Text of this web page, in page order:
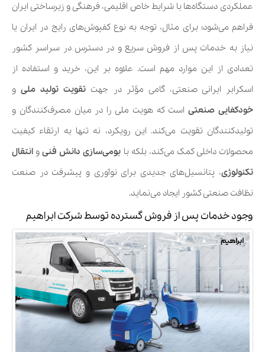
عملکردی دستگاه‌ها با شرایط خاص اقلیمی، فرهنگی و زیرساختی ایران
فراهم می‌شود؛ برای مثال، توجه به نوع کفپوش‌های رایج در ایران یا
نیاز به خدمات پس از فروش سریع و در دسترس در سراسر کشور
تعدادی از این موارد مهم است. علاوه بر این، خرید و استفاده از
اسکرابر ایرانی صنعتی، گامی مؤثر در جهت تقویت تولید ملیو
خودکفایی صنعتیاست که هویت ملی را در میان مصرف‌کنندگان و
تولیدکنندگان تقویت می‌کند. این رویکرد، نه تنها به ارتقاء کیفیت
محصولات داخلی کمک می‌کند، بلکه با بومی‌سازی دانش فنیو انتقال
تکنولوژی، پتانسیل‌های جدیدی برای نوآوری و پیشرفت در صنعت
نظافت صنعتی کشور ایجاد می‌نماید.
وجود خدمات پس از فروش گسترده توسط شرکت ابراهیم